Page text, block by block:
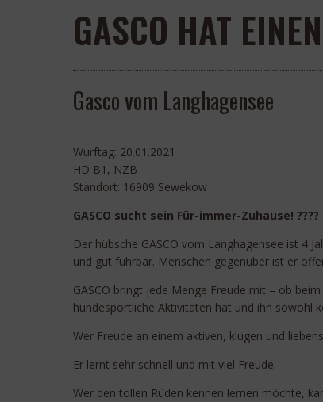
GASCO HAT EINEN
Gasco vom Langhagensee
Wurftag: 20.01.2021
HD B1, NZB
Standort: 16909 Sewekow
GASCO sucht sein Für-immer-Zuhause! ????
Der hübsche GASCO vom Langhagensee ist 4
und gut führbar. Menschen gegenüber ist er
GASCO bringt jede Menge Freude mit – ob
hundesportliche Aktivitäten hat und ihn sowohl
Wer Freude an einem aktiven, klugen und
Er lernt sehr schnell und mit viel Freude.
Wer den tollen Rüden kennen lernen möchte,